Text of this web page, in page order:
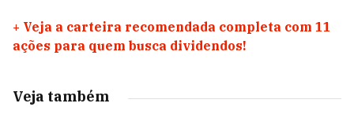
+ Veja a carteira recomendada completa com 11
ações para quem busca dividendos!
Veja também